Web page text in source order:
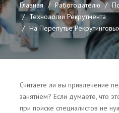
Главная Работодателю
Технологии Рекрутмента
На Перепутье
Считаете ли вы привлечение
занятием? Если думаете, что
при поиске специалистов не